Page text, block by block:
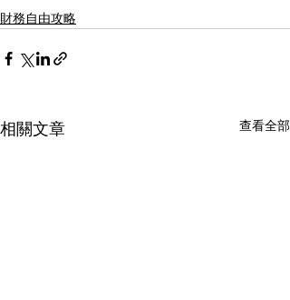
財務自由攻略
相關文章 查看全部